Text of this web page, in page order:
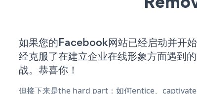
如果您的Facebook网站已经启动并开
经克服了在建立企业在线形象方面遇到
战。恭喜你！
但接下来是the hard part：如何entice、